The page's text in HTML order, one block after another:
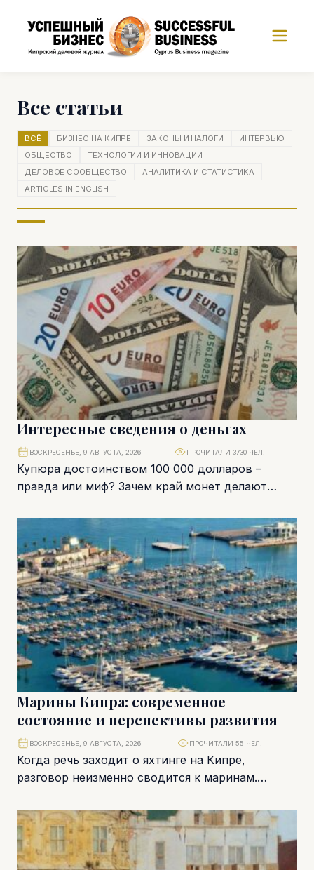
Все статьи
ВСЁ БИЗНЕС НА КИПРЕ ЗАКОНЫ И НАЛОГИ
ИНТЕРВЬЮ
ОБЩЕСТВО
ТЕХНОЛОГИИ И ИННОВАЦИИ
ДЕЛОВОЕ СООБЩЕСТВО
АНАЛИТИКА И СТАТИСТИКА
ARTICLES IN ENGLISH
Интересные сведения о деньгах
Купюра достоинством 100 000 долларов –
правда или миф? Зачем край монет делают
ребристым? Где изобрели бумажные деньги и
как...
ВОСКРЕСЕНЬЕ, 9 АВГУСТА, 2026 ПРОЧИТАЛИ 3730 ЧЕЛ.
Марины Кипра: современное
состояние и перспективы развития
Когда речь заходит о яхтинге на Кипре,
разговор неизменно сводится к маринам.
Именно они являются ключевым элементом
морской инфраструктуры, определяющим,...
ВОСКРЕСЕНЬЕ, 9 АВГУСТА, 2026 ПРОЧИТАЛИ 55 ЧЕЛ.